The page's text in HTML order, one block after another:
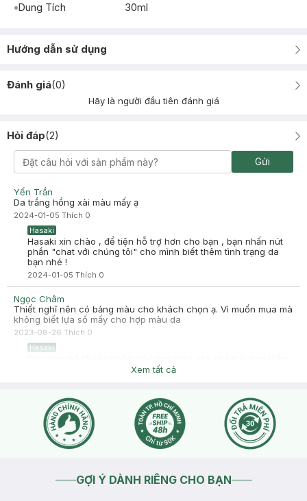
Dung Tích
30ml
Hướng dẫn sử dụng
Đánh giá(0)
Hãy là người đầu tiên đánh giá
Hỏi đáp(2)
Gửi
Yến Trần
Da trắng hồng xài màu mấy ạ
2024-01-05 Thích 0
Hasaki
Hasaki xin chào , để tiện hỗ trợ hơn cho bạn , bạn nhấn nút
phần "chat với chúng tôi" cho mình biết thêm tình trạng da
bạn nhé !
2024-01-05 Thích 0
Ngọc Châm
Thiết nghĩ nên có bảng màu cho khách chọn ạ. Vì muốn mua mà
không biết lựa số mấy cho hợp màu da
2023-08-26 Thích 0
Hasaki
Xem tất cả
GỢI Ý DÀNH RIÊNG CHO BẠN